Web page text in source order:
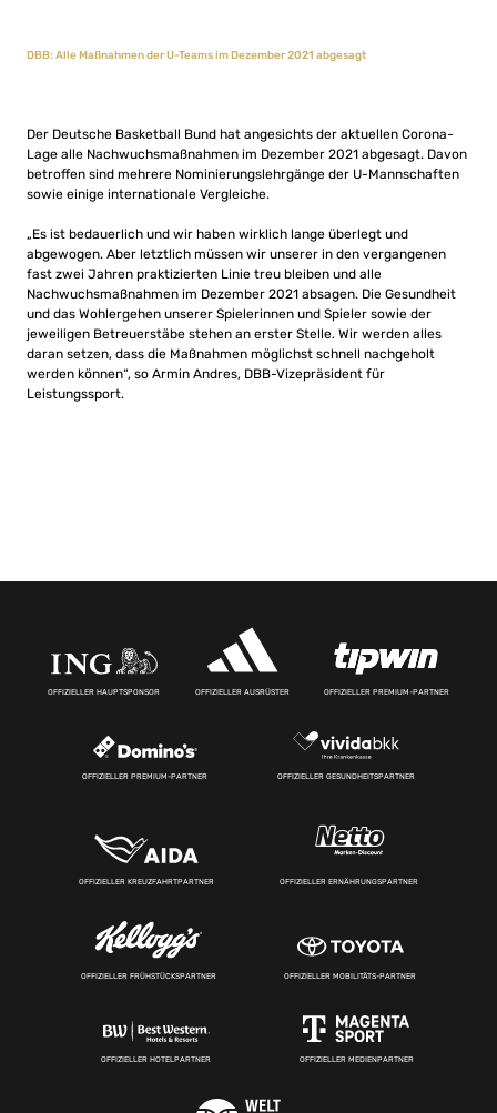
DBB: Alle Maßnahmen der U-Teams im Dezember 2021 abgesagt
Der Deutsche Basketball Bund hat angesichts der aktuellen Corona-
Lage alle Nachwuchsmaßnahmen im Dezember 2021 abgesagt. Davon
betroffen sind mehrere Nominierungslehrgänge der U-Mannschaften
sowie einige internationale Vergleiche.
„Es ist bedauerlich und wir haben wirklich lange überlegt und
abgewogen. Aber letztlich müssen wir unserer in den vergangenen
fast zwei Jahren praktizierten Linie treu bleiben und alle
Nachwuchsmaßnahmen im Dezember 2021 absagen. Die Gesundheit
und das Wohlergehen unserer Spielerinnen und Spieler sowie der
jeweiligen Betreuerstäbe stehen an erster Stelle. Wir werden alles
daran setzen, dass die Maßnahmen möglichst schnell nachgeholt
werden können“, so Armin Andres, DBB-Vizepräsident für
Leistungssport.
OFFIZIELLER HAUPTSPONSOR OFFIZIELLER AUSRÜSTER OFFIZIELLER PREMIUM-PARTNER
OFFIZIELLER PREMIUM-PARTNER OFFIZIELLER GESUNDHEITSPARTNER
OFFIZIELLER KREUZFAHRTPARTNER OFFIZIELLER ERNÄHRUNGSPARTNER
OFFIZIELLER FRÜHSTÜCKSPARTNER OFFIZIELLER MOBILITÄTS-PARTNER
OFFIZIELLER HOTELPARTNER OFFIZIELLER MEDIENPARTNER